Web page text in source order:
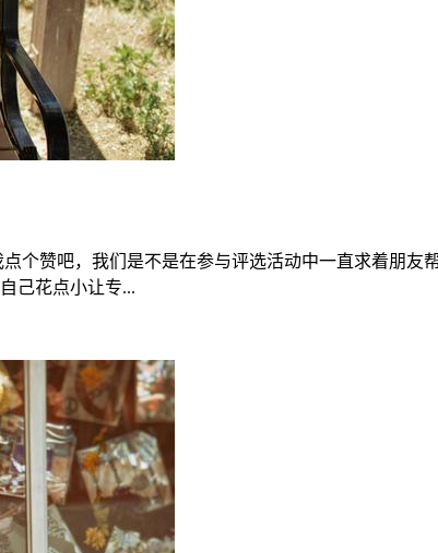
个赞吧，我们是不是在参与评选活动中一直求着朋
己花点小让专...